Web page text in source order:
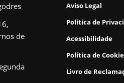
de
Aviso Legal
Política de
Acessibilidade
Política de
Livro de